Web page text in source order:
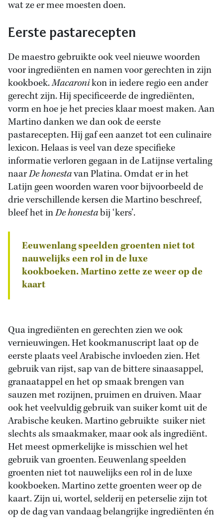
wat ze er mee moesten doen.
Eerste pastarecepten
De maestro gebruikte ook veel nieuwe woorden
voor ingrediënten en namen voor gerechten in zijn
kookboek.Macaronikon in iedere regio een ander
gerecht zijn. Hij specificeerde de ingrediënten,
vorm en hoe je het precies klaar moest maken. Aan
Martino danken we dan ook de eerste
pastarecepten. Hij gaf een aanzet tot een culinaire
lexicon. Helaas is veel van deze specifieke
informatie verloren gegaan in de Latijnse vertaling
naarDe honestavan Platina. Omdat er in het
Latijn geen woorden waren voor bijvoorbeeld de
drie verschillende kersen die Martino beschreef,
bleef het inDe honestabij ‘kers’.
Eeuwenlang speelden groenten niet tot
nauwelijks een rol in de luxe
kookboeken. Martino zette ze weer op de
kaart
Qua ingrediënten en gerechten zien we ook
vernieuwingen. Het kookmanuscript laat op de
eerste plaats veel Arabische invloeden zien. Het
gebruik van rijst, sap van de bittere sinaasappel,
granaatappel en het op smaak brengen van
sauzen met rozijnen, pruimen en druiven. Maar
ook het veelvuldig gebruik van suiker komt uit de
Arabische keuken. Martino gebruikte suiker niet
slechts als smaakmaker, maar ook als ingrediënt.
Het meest opmerkelijke is misschien wel het
gebruik van groenten. Eeuwenlang speelden
groenten niet tot nauwelijks een rol in de luxe
kookboeken. Martino zette groenten weer op de
kaart. Zijn ui, wortel, selderij en peterselie zijn tot
op de dag van vandaag belangrijke ingrediënten én